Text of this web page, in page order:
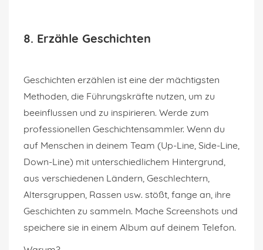
8. Erzähle Geschichten
Geschichten erzählen ist eine der mächtigsten
Methoden, die Führungskräfte nutzen, um zu
beeinflussen und zu inspirieren. Werde zum
professionellen Geschichtensammler. Wenn du
auf Menschen in deinem Team (Up-Line, Side-Line,
Down-Line) mit unterschiedlichem Hintergrund,
aus verschiedenen Ländern, Geschlechtern,
Altersgruppen, Rassen usw. stößt, fange an, ihre
Geschichten zu sammeln. Mache Screenshots und
speichere sie in einem Album auf deinem Telefon.